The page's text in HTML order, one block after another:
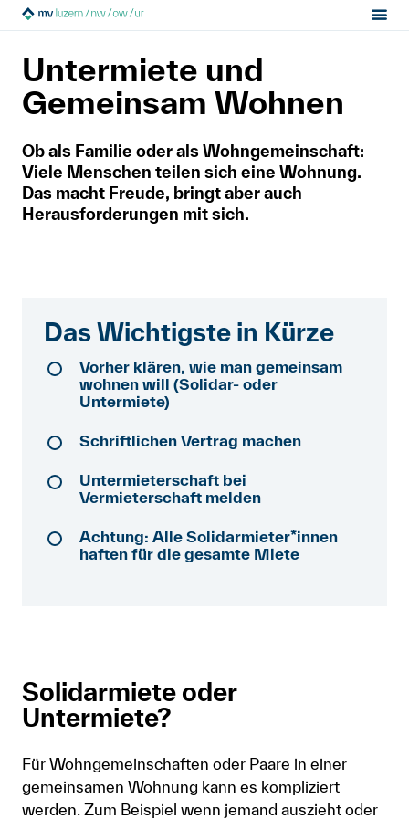
Mietrecht
Hilfe von Fachleuten
Politik & Positionen
Newsletter
Mitglied werden
Untermiete und gemeinsames Wohnen
Untermiete und
Gemeinsam Wohnen
Ob als Familie oder als Wohngemeinschaft:
Viele Menschen teilen sich eine Wohnung.
Das macht Freude, bringt aber auch
Herausforderungen mit sich.
Das Wichtigste in Kürze
Vorher klären, wie man gemeinsam
wohnen will (Solidar- oder
Untermiete)
Schriftlichen Vertrag machen
Untermieterschaft bei
Vermieterschaft melden
Achtung: Alle Solidarmieter*innen
haften für die gesamte Miete
Solidarmiete oder
Untermiete?
Für Wohngemeinschaften oder Paare in einer
gemeinsamen Wohnung kann es kompliziert
werden. Zum Beispiel wenn jemand auszieht oder